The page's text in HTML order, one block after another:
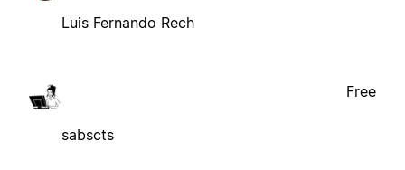
Luis Fernando Rech
sabscts
Free